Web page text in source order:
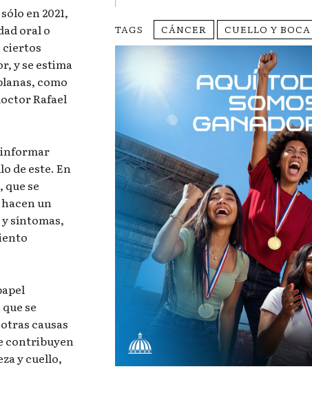
en 2021,
oral o
ciertos
y se estima
como
Rafael
informar
de este. En
que se
un
síntomas,
se
causas
contribuyen
y cuello,
TAGS CÁNCER CUELLO Y BOCA